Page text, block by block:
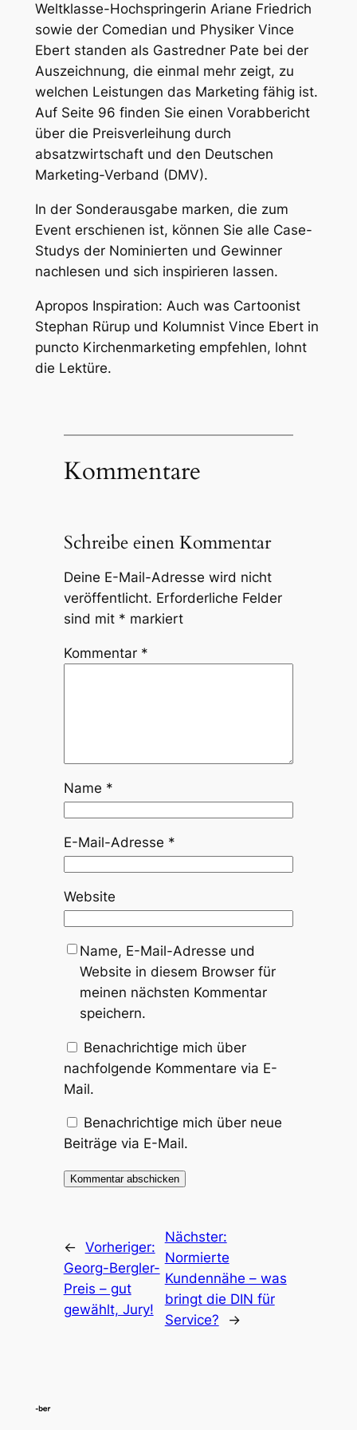
Weltklasse-Hochspringerin Ariane Friedrich
sowie der Comedian und Physiker Vince
Ebert standen als Gastredner Pate bei der
Auszeichnung, die einmal mehr zeigt, zu
welchen Leistungen das Marketing fähig ist.
Auf Seite 96 finden Sie einen Vorabbericht
über die Preisverleihung durch
absatzwirtschaft und den Deutschen
Marketing-Verband (DMV).
In der Sonderausgabe marken, die zum
Event erschienen ist, können Sie alle Case-
Studys der Nominierten und Gewinner
nachlesen und sich inspirieren lassen.
Apropos Inspiration: Auch was Cartoonist
Stephan Rürup und Kolumnist Vince Ebert in
puncto Kirchenmarketing empfehlen, lohnt
die Lektüre.
Kommentare
Schreibe einen Kommentar
Deine E-Mail-Adresse wird nicht
veröffentlicht. Erforderliche Felder
sind mit * markiert
Kommentar *
Name *
E-Mail-Adresse *
Website
Name, E-Mail-Adresse und
Website in diesem Browser für
meinen nächsten Kommentar
speichern.
Benachrichtige mich über
nachfolgende Kommentare via E-
Mail.
Benachrichtige mich über neue
Beiträge via E-Mail.
← Vorheriger:
Georg-Bergler-
Preis – gut
gewählt, Jury!
Nächster:
Normierte
Kundennähe – was
bringt die DIN für
Service?
→